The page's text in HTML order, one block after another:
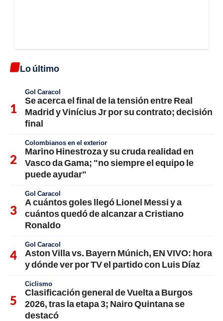
Lo último
Gol Caracol
Se acerca el final de la tensión entre Real
Madrid y Vinícius Jr por su contrato; decisión
final
Colombianos en el exterior
Marino Hinestroza y su cruda realidad en
Vasco da Gama; "no siempre el equipo le
puede ayudar"
Gol Caracol
A cuántos goles llegó Lionel Messi y a
cuántos quedó de alcanzar a Cristiano
Ronaldo
Gol Caracol
Aston Villa vs. Bayern Múnich, EN VIVO: hora
y dónde ver por TV el partido con Luis Díaz
Ciclismo
Clasificación general de Vuelta a Burgos
2026, tras la etapa 3; Nairo Quintana se
destacó